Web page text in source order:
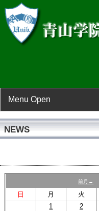
Menu Open
TOP
スケジュール
選手一覧
NEWS
前月←
日 月 火
1
2